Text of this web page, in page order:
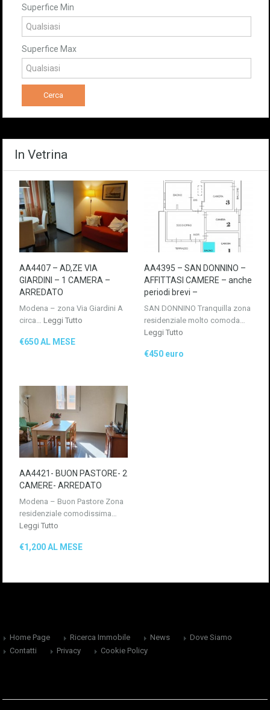
Superfice Min
Superfice Max
In Vetrina
AA4407 – AD,ZE VIA
GIARDINI – 1 CAMERA –
ARREDATO
Modena – zona Via Giardini A
circa… Leggi Tutto
€650 AL MESE
AA4395 – SAN DONNINO –
AFFITTASI CAMERE – anche
periodi brevi –
SAN DONNINO Tranquilla zona
residenziale molto comoda…
Leggi Tutto
€450 euro
AA4421- BUON PASTORE- 2
CAMERE- ARREDATO
Modena – Buon Pastore Zona
residenziale comodissima…
Leggi Tutto
€1,200 AL MESE
Home Page Ricerca Immobile News
Dove Siamo
Contatti
Privacy Cookie Policy